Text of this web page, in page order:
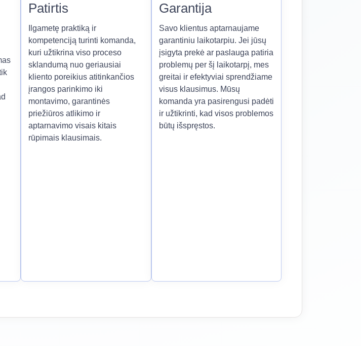
Patirtis
Ilgametę praktiką ir
kompetenciją turinti komanda,
kuri užtikrina viso proceso
sklandumą nuo geriausiai
kliento poreikius atitinkančios
įrangos parinkimo iki
montavimo, garantinės
priežiūros atlikimo ir
aptarnavimo visais kitais
rūpimais klausimais.
Garantija
Savo klientus aptarnaujame
garantiniu laikotarpiu. Jei jūsų
įsigyta prekė ar paslauga patiria
problemų per šį laikotarpį, mes
greitai ir efektyviai sprendžiame
visus klausimus. Mūsų
komanda yra pasirengusi padėti
ir užtikrinti, kad visos problemos
būtų išspręstos.